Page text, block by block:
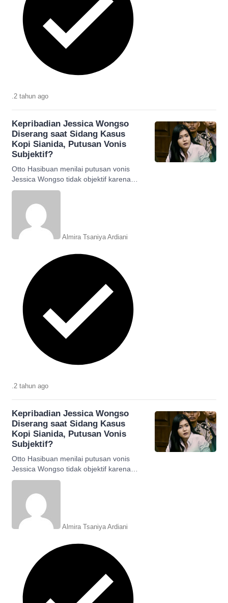
2 tahun ago
Kepribadian Jessica Wongso
Diserang saat Sidang Kasus
Kopi Sianida, Putusan Vonis
Subjektif?
Otto Hasibuan menilai putusan vonis
Jessica Wongso tidak objektif karena
menyerang kepribadian, berikut
Almira Tsaniya Ardiani
.2 tahun ago
Kepribadian Jessica Wongso
Diserang saat Sidang Kasus
Kopi Sianida, Putusan Vonis
Subjektif?
Otto Hasibuan menilai putusan vonis
Jessica Wongso tidak objektif karena
menyerang kepribadian, berikut
Almira Tsaniya Ardiani